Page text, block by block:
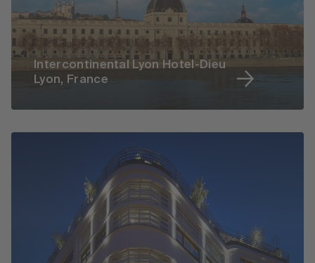
Intercontinental Lyon Hotel-Dieu
Lyon, France